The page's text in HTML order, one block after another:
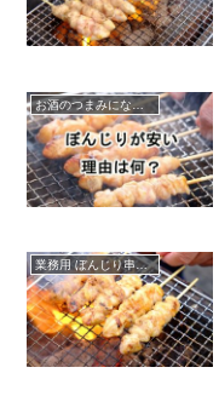
お酒のつまみになる話
業務用 ぼんじり串（仕入れ・卸）